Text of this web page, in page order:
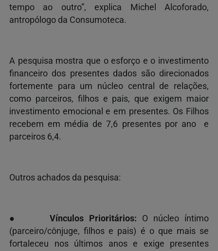
tempo ao outro”, explica Michel Alcoforado,
antropólogo da Consumoteca.
A pesquisa mostra que o esforço e o investimento
financeiro dos presentes dados são direcionados
fortemente para um núcleo central de relações,
como parceiros, filhos e pais, que exigem maior
investimento emocional e em presentes. Os Filhos
recebem em média de 7,6 presentes por ano e
parceiros 6,4.
Outros achados da pesquisa:
●Vínculos Prioritários: O núcleo íntimo
(parceiro/cônjuge, filhos e pais) é o que mais se
fortaleceu nos últimos anos e exige presentes